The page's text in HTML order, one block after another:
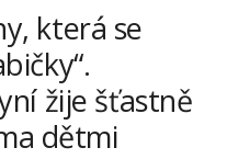
která se
žije šťastně
dětmi